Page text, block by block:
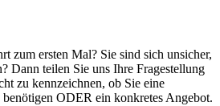
zum ersten Mal? Sie sind sich unsicher,
Dann teilen Sie uns Ihre Fragestellung
zu kennzeichnen, ob Sie eine
ODER ein konkretes Angebot.